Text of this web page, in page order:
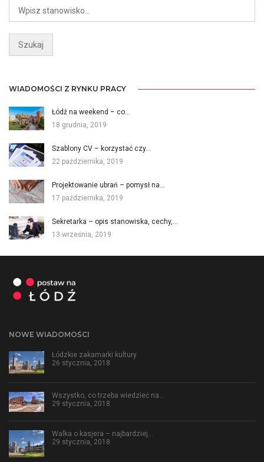
WIADOMOŚCI Z RYNKU PRACY
Łódź na weekend – co…
18 grudnia, 2019
Szablony CV – korzystać czy…
22 października, 2019
Projektowanie ubrań – pomysł na…
17 października, 2019
Sekretarka – opis stanowiska, cechy,…
13 września, 2019
NOWE WIADOMOŚCI
Łódzkie zakamarki kultury
26 stycznia, 2018
Wszystko, co trzeba wiedzieć na…
29 stycznia, 2018
Walka o kasjera – najbardziej…
29 stycznia, 2018